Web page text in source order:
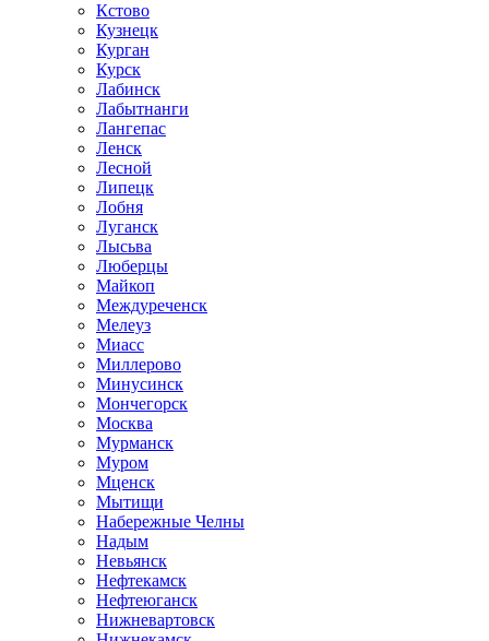
Кстово
Кузнецк
Курган
Курск
Лабинск
Лабытнанги
Лангепас
Ленск
Лесной
Липецк
Лобня
Луганск
Лысьва
Люберцы
Майкоп
Междуреченск
Мелеуз
Миасс
Миллерово
Минусинск
Мончегорск
Москва
Мурманск
Муром
Мценск
Мытищи
Набережные Челны
Надым
Невьянск
Нефтекамск
Нефтеюганск
Нижневартовск